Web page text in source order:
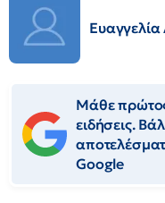
Μάθε πρώτος
ειδήσεις.
Google